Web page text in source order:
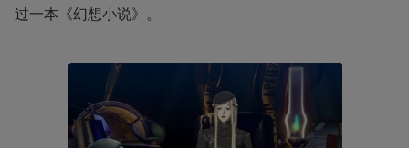
过一本《幻想小说》。